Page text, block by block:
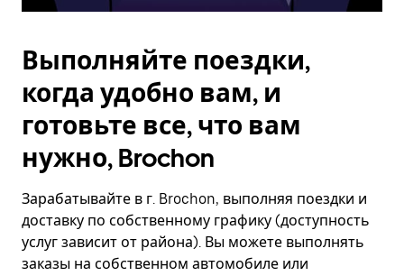
Выполняйте поездки,
когда удобно вам, и
готовьте все, что вам
нужно, Brochon
Зарабатывайте в г. Brochon, выполняя поездки и
доставку по собственному графику (доступность
услуг зависит от района). Вы можете выполнять
заказы на собственном автомобиле или